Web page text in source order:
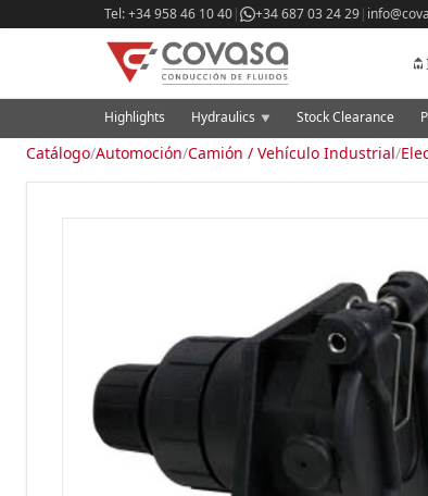
Tel: +34 958 46 10 40| +34 687 03 24 29|
Highlights Hydraulics ▼ Stock Clearance
Catálogo/Automoción/Camión / Vehículo Industrial/